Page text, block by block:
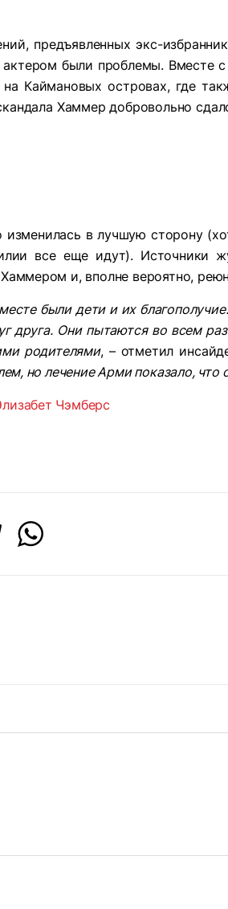
предъявленных экс-
были проблемы. Вместе
Каймановых островах, где
Хаммер добровольно
в лучшую сторону
все еще идут). Источники
и, вполне вероятно,
были дети и их
друга. Они пытаются во всем
родителями, – отметил
но лечение Арми показало, что
Чэмберс